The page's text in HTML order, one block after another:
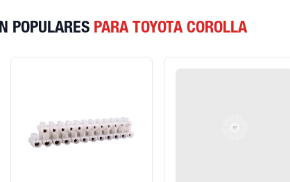
POPULARES PARA TOYOTA COROLLA